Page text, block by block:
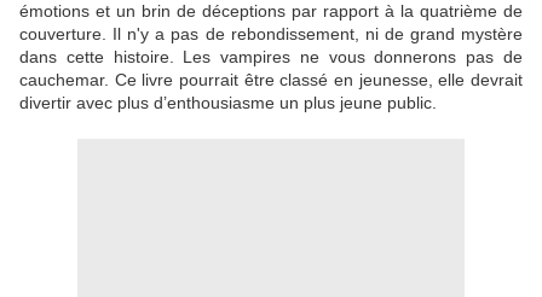
émotions et un brin de déceptions par rapport à la quatrième de
couverture. Il n'y a pas de rebondissement, ni de grand mystère
dans cette histoire. Les vampires ne vous donnerons pas de
cauchemar. Ce livre pourrait être classé en jeunesse, elle devrait
divertir avec plus d’enthousiasme un plus jeune public.